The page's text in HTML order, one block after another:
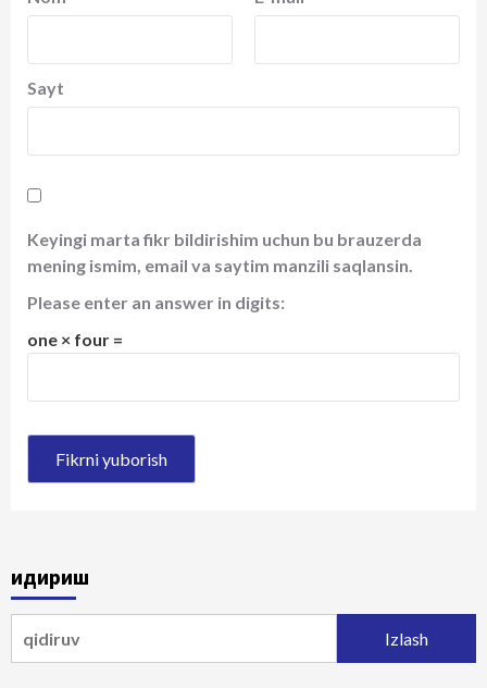
Sayt
Keyingi marta fikr bildirishim uchun bu brauzerda
mening ismim, email va saytim manzili saqlansin.
Please enter an answer in digits:
one × four =
Қидириш